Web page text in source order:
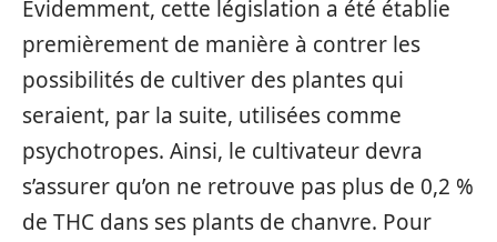
Évidemment, cette législation a été établie
premièrement de manière à contrer les
possibilités de cultiver des plantes qui
seraient, par la suite, utilisées comme
psychotropes. Ainsi, le cultivateur devra
s’assurer qu’on ne retrouve pas plus de 0,2 %
de THC dans ses plants de chanvre. Pour